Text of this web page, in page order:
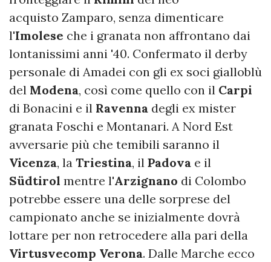
acquisto Zamparo, senza dimenticare
l'Imolese che i granata non affrontano dai
lontanissimi anni '40. Confermato il derby
personale di Amadei con gli ex soci gialloblù
del Modena, così come quello con il Carpi
di Bonacini e il Ravenna degli ex mister
granata Foschi e Montanari. A Nord Est
avversarie più che temibili saranno il
Vicenza, la Triestina, il Padova e il
Südtirol mentre l'Arzignano di Colombo
potrebbe essere una delle sorprese del
campionato anche se inizialmente dovrà
lottare per non retrocedere alla pari della
Virtusvecomp Verona. Dalle Marche ecco